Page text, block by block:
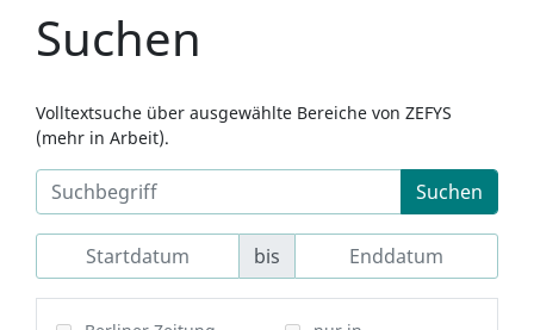
Suchen
Volltextsuche über ausgewählte Bereiche von ZEFYS
(mehr in Arbeit).
Suchen
bis